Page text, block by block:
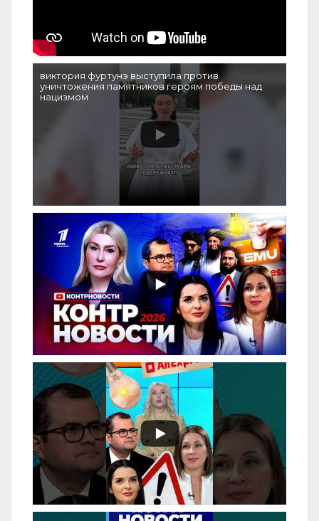
виктория фуртунэ выступила против
уничтожения памятников героям победы над
нацизмом